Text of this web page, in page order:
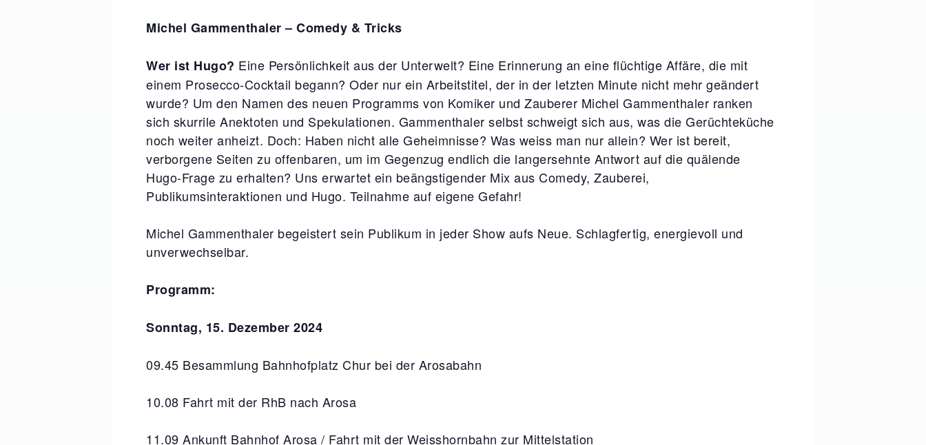
Michel Gammenthaler – Comedy & Tricks
Wer ist Hugo? Eine Persönlichkeit aus der Unterwelt? Eine Erinnerung an eine flüchtige Affäre, die mit
einem Prosecco-Cocktail begann? Oder nur ein Arbeitstitel, der in der letzten Minute nicht mehr geändert
wurde? Um den Namen des neuen Programms von Komiker und Zauberer Michel Gammenthaler ranken
sich skurrile Anektoten und Spekulationen. Gammenthaler selbst schweigt sich aus, was die Gerüchteküche
noch weiter anheizt. Doch: Haben nicht alle Geheimnisse? Was weiss man nur allein? Wer ist bereit,
verborgene Seiten zu offenbaren, um im Gegenzug endlich die langersehnte Antwort auf die quälende
Hugo-Frage zu erhalten? Uns erwartet ein beängstigender Mix aus Comedy, Zauberei,
Publikumsinteraktionen und Hugo. Teilnahme auf eigene Gefahr!
Michel Gammenthaler begeistert sein Publikum in jeder Show aufs Neue. Schlagfertig, energievoll und
unverwechselbar.
Programm:
Sonntag, 15. Dezember 2024
09.45 Besammlung Bahnhofplatz Chur bei der Arosabahn
10.08 Fahrt mit der RhB nach Arosa
11.09 Ankunft Bahnhof Arosa / Fahrt mit der Weisshornbahn zur Mittelstation